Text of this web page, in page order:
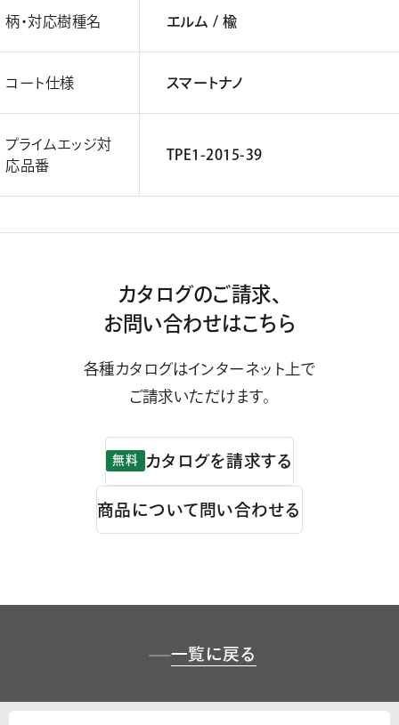
柄・対応樹種名 エルム / 楡
コート仕様 スマートナノ
プライムエッジ対
応品番
TPE1-2015-39
カタログのご請求、
お問い合わせはこちら
各種カタログはインターネット上で
ご請求いただけます。
無料 カタログを請求する
商品について問い合わせる
一覧に戻る